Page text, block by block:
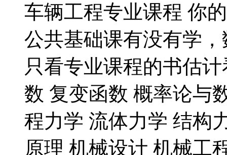
车辆工程专业课程 你
公共基础课有没有学
只看专业课程的书估
数 复变函数 概率论与
程力学 流体力学 结构
原理 机械设计 机械工